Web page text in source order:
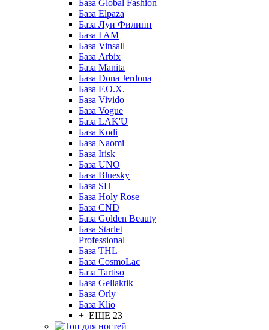
База Global Fashion
База Elpaza
База Луи Филипп
База I AM
База Vinsall
База Arbix
База Manita
База Dona Jerdona
База F.O.X.
База Vivido
База Vogue
База LAK'U
База Kodi
База Naomi
База Irisk
База UNO
База Bluesky
База SH
База Holy Rose
База CND
База Golden Beauty
База Starlet
Professional
База THL
База CosmoLac
База Tartiso
База Gellaktik
База Orly
База Klio
+ ЕЩЕ 23